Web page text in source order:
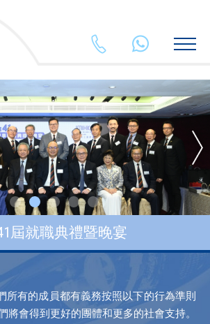
2625 5903+852
屆就職典禮暨晚宴
所有的成員都有義務按照以下的行為準則
將會得到更好的團體和更多的社會支持。